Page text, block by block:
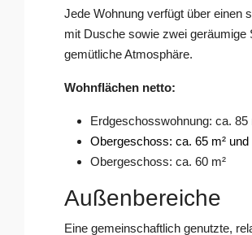
Jede Wohnung verfügt über einen
mit Dusche sowie zwei
gemütliche Atmosphäre.
Wohnflächen netto:
Erdgeschosswohnung: ca. 85
Obergeschoss: ca. 65 m² und
Obergeschoss: ca. 60 m²
Außenbereiche
Eine gemeinschaftlich genutzte,